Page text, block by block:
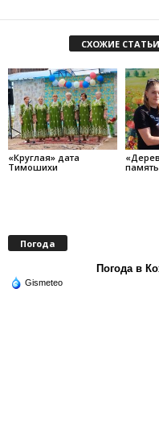
СХОЖИЕ СТАТЬИ
«Круглая» дата
Тимошихи
Погода
Погода в
Gismeteo